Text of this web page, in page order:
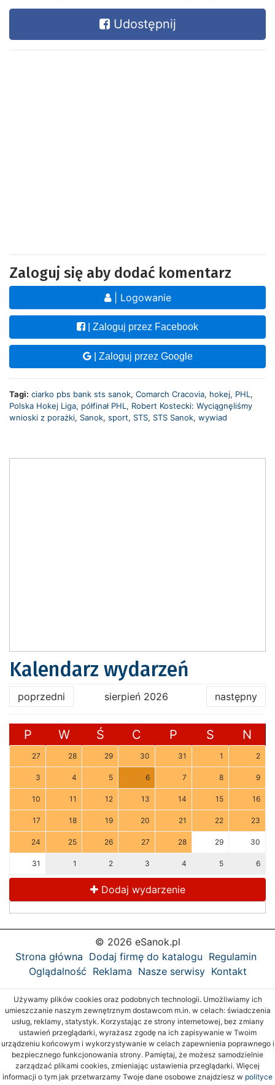
Udostępnij
Zaloguj się aby dodać komentarz
| Logowanie
| Zaloguj przez Facebook
| Zaloguj przez Google
Tagi: ciarko pbs bank sts sanok, Comarch Cracovia, hokej, PHL ,
Polska Hokej Liga, półfinał PHL , Robert Kostecki: Wyciągnęliśmy
wnioski z porażki, Sanok, sport, STS, STS Sanok, wywiad
Kalendarz wydarzeń
poprzedni sierpień 2026 następny
P W Ś C P S N
27 28 29 30 31 1 2
3 4 5 6 7 8 9
10 11 12 13 14 15 16
17 18 19 20 21 22 23
24 25 26 27 28 29 30
31 1 2 3 4 5 6
Dodaj wydarzenie
© 2026 eSanok.pl
Strona główna Dodaj firmę do katalogu Regulamin
Oglądalność Reklama Nasze serwisy Kontakt
Używamy plików cookies oraz podobnych technologii. Umożliwiamy ich
umieszczanie naszym zewnętrznym dostawcom m.in. w celach: świadczenia
usług, reklamy, statystyk. Korzystając ze strony internetowej, bez zmiany
ustawień przeglądarki, wyrażasz zgodę na ich zapisywanie w Twoim
urządzeniu końcowym i wykorzystywanie w celach zapewnienia poprawnego i
bezpiecznego funkcjonowania strony. Pamiętaj, że możesz samodzielnie
zarządzać plikami cookies, zmieniając ustawienia przeglądarki. Więcej
informacji o tym jak przetwarzamy Twoje dane osobowe znajdziesz w polityce